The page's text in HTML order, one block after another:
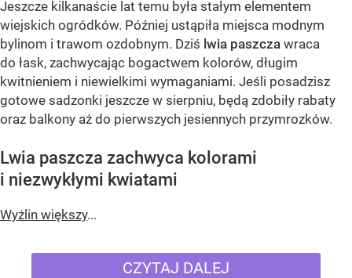
Jeszcze kilkanaście lat temu była stałym elementem
wiejskich ogródków. Później ustąpiła miejsca modnym
bylinom i trawom ozdobnym. Dziś lwia paszcza wraca
do łask, zachwycając bogactwem kolorów, długim
kwitnieniem i niewielkimi wymaganiami. Jeśli posadzisz
gotowe sadzonki jeszcze w sierpniu, będą zdobiły rabaty
oraz balkony aż do pierwszych jesiennych przymrozków.
Lwia paszcza zachwyca kolorami
i niezwykłymi kwiatami
Wyżlin większy...
CZYTAJ DALEJ